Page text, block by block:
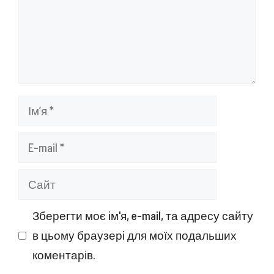
Ім’я
Сайт
Зберегти моє ім'я, e-mail, та адресу сайту
в цьому браузері для моїх подальших
коментарів.